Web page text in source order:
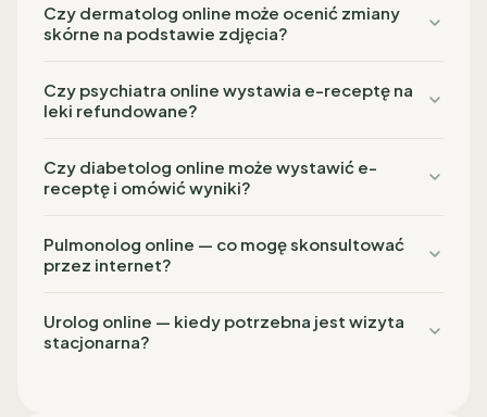
Czy dermatolog online może ocenić zmiany
skórne na podstawie zdjęcia?
Czy psychiatra online wystawia e-receptę na
leki refundowane?
Czy diabetolog online może wystawić e-
receptę i omówić wyniki?
Pulmonolog online — co mogę skonsultować
przez internet?
Urolog online — kiedy potrzebna jest wizyta
stacjonarna?